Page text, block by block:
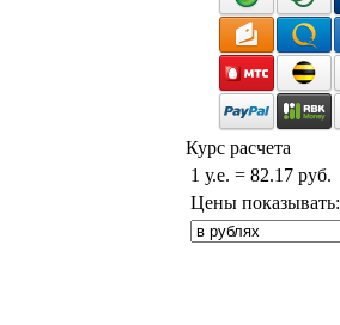
Курс расчета
1 у.е. = 82.17 руб.
Цены показывать: